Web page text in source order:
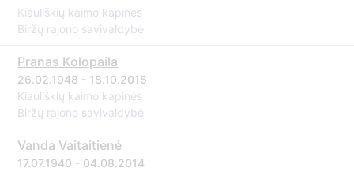
Kiauliškių kaimo kapinės
Biržų rajono savivaldybė
Pranas Kolopaila
26.02.1948 - 18.10.2015
Kiauliškių kaimo kapinės
Biržų rajono savivaldybė
Vanda Vaitaitienė
17.07.1940 - 04.08.2014